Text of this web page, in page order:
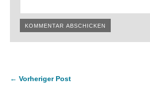
← Vorheriger Post